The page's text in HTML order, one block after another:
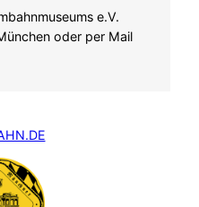
e.V.
oder per Mail